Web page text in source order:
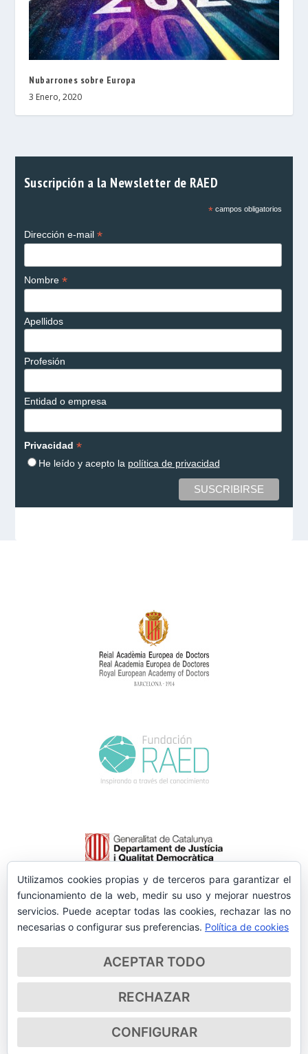
Nubarrones sobre Europa
3 Enero, 2020
Suscripción a la Newsletter de RAED
*campos obligatorios
Dirección e-mail *
Nombre *
Apellidos
Profesión
Entidad o empresa
Privacidad *
He leído y acepto la política de privacidad
Utilizamos cookies propias y de terceros para garantizar el
funcionamiento de la web, medir su uso y mejorar nuestros
servicios. Puede aceptar todas las cookies, rechazar las no
necesarias o configurar sus preferencias. Política de cookies
ACEPTAR TODO
RECHAZAR
CONFIGURAR